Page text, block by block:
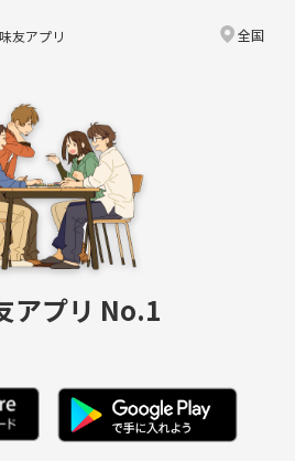
友アプリ 全国
アプリ No.1